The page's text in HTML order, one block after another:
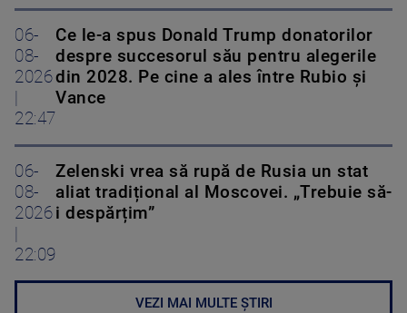
06-
08-
2026
22:47
Ce le-a spus Donald Trump donatorilor
despre succesorul său pentru alegerile
din 2028. Pe cine a ales între Rubio și
Vance
06-
08-
2026
22:09
Zelenski vrea să rupă de Rusia un stat
aliat tradițional al Moscovei. „Trebuie să-
i despărțim”
VEZI MAI MULTE ȘTIRI